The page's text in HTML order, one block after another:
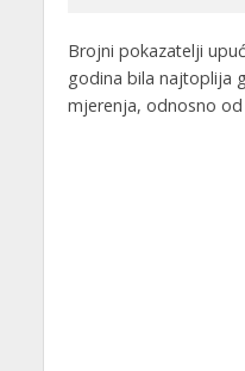
Brojni pokazatelji
godina bila najtoplija
mjerenja, odnosno od